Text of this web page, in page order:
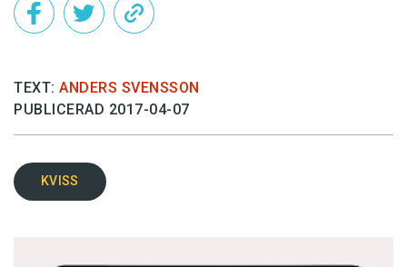
TEXT: ANDERS SVENSSON
PUBLICERAD 2017-04-07
KVISS